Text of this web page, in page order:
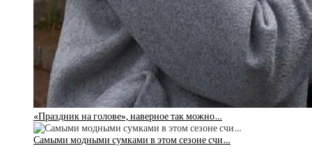
«Праздник на голове», наверное так можно…
Самыми модными сумками в этом сезоне счи…